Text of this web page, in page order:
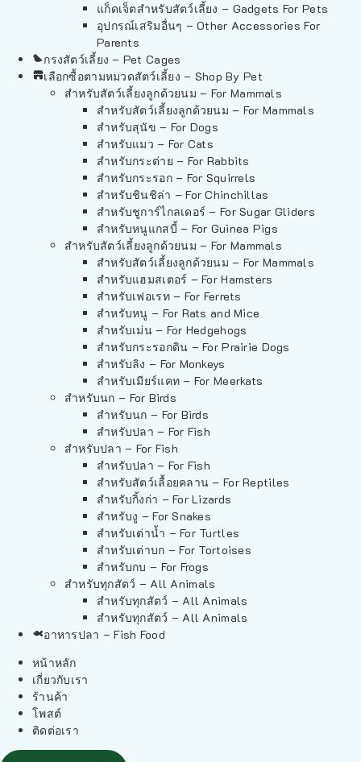
แก็ดเจ็ตสำหรับสัตว์เลี้ยง – Gadgets For Pets
อุปกรณ์เสริมอื่นๆ – Other Accessories For
Parents
กรงสัตว์เลี้ยง – Pet Cages
เลือกซื้อตามหมวดสัตว์เลี้ยง – Shop By Pet
สำหรับสัตว์เลี้ยงลูกด้วยนม – For Mammals
สำหรับสัตว์เลี้ยงลูกด้วยนม – For Mammals
สำหรับสุนัข – For Dogs
สำหรับแมว – For Cats
สำหรับกระต่าย – For Rabbits
สำหรับกระรอก – For Squirrels
สำหรับชินชิล่า – For Chinchillas
สำหรับชูการ์ไกลเดอร์ – For Sugar Gliders
สำหรับหนูแกสบี้ – For Guinea Pigs
สำหรับสัตว์เลี้ยงลูกด้วยนม – For Mammals
สำหรับสัตว์เลี้ยงลูกด้วยนม – For Mammals
สำหรับแฮมสเตอร์ – For Hamsters
สำหรับเฟอเรท – For Ferrets
สำหรับหนู – For Rats and Mice
สำหรับเม่น – For Hedgehogs
สำหรับกระรอกดิน – For Prairie Dogs
สำหรับลิง – For Monkeys
สำหรับเมียร์แคท – For Meerkats
สำหรับนก – For Birds
สำหรับนก – For Birds
สำหรับปลา – For Fish
สำหรับปลา – For Fish
สำหรับปลา – For Fish
สำหรับสัตว์เลื้อยคลาน – For Reptiles
สำหรับกิ้งก่า – For Lizards
สำหรับงู – For Snakes
สำหรับเต่าน้ำ – For Turtles
สำหรับเต่าบก – For Tortoises
สำหรับกบ – For Frogs
สำหรับทุกสัตว์ – All Animals
สำหรับทุกสัตว์ – All Animals
สำหรับทุกสัตว์ – All Animals
อาหารปลา – Fish Food
หน้าหลัก
เกี่ยวกับเรา
ร้านค้า
โพสต์
ติดต่อเรา